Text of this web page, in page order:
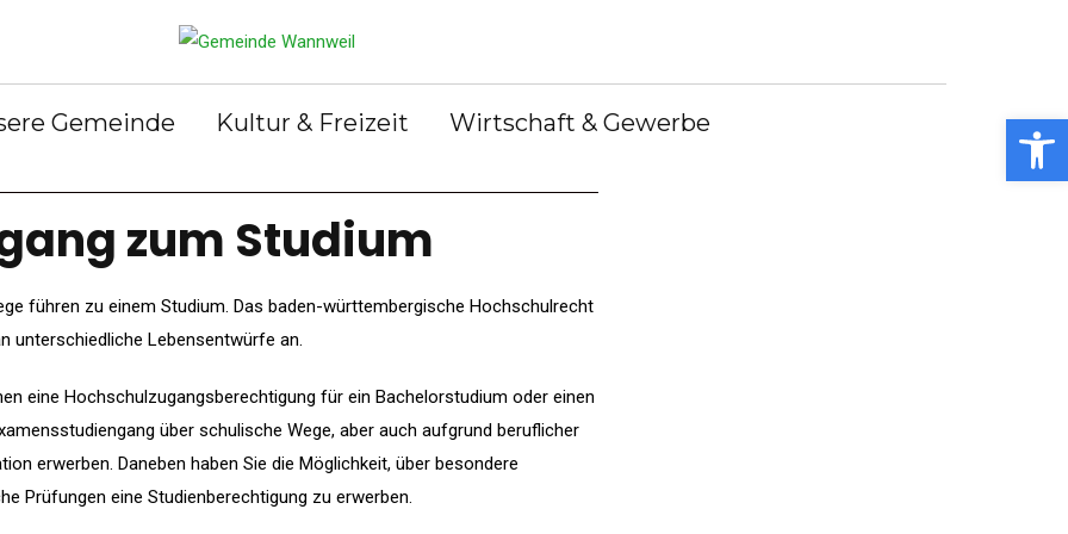
Gemeinde Kultur & Freizeit Wirtschaft & Gewerbe
Gemeinderat
Bekanntmachun
Entsorgung
zum Studium
führen zu einem Studium. Das baden-württembergische Hochschulrecht
unterschiedliche Lebensentwürfe an.
eine Hochschulzugangsberechtigung für ein Bachelorstudium oder einen
über schulische Wege, aber auch aufgrund beruflicher
erwerben. Daneben haben Sie die Möglichkeit, über besondere
Prüfungen eine Studienberechtigung zu erwerben.
Open toolbar